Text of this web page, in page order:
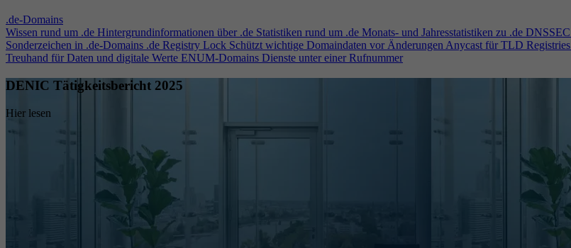
.de-Domains
Wissen rund um .de Hintergrundinformationen über .de Statistiken rund um .de Monats- und Jahresstatistiken zu .de DNSSEC
Sonderzeichen in .de-Domains .de Registry Lock Schützt wichtige Domaindaten vor ÄnderungenAnycast für TLD Registries
Treuhand für Daten und digitale Werte ENUM-Domains Dienste unter einer Rufnummer
DENIC Tätigkeitsbericht 2025
Hier lesen